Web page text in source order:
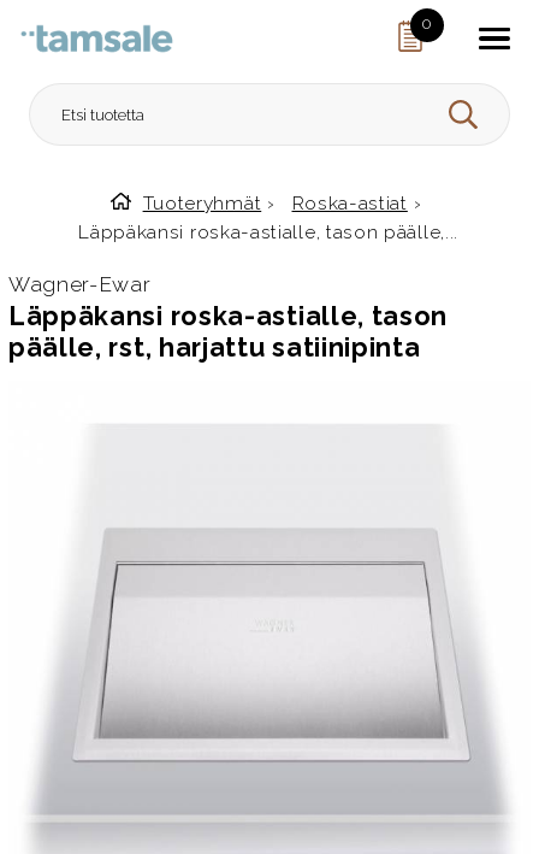
0
HAE
Etusivulle
Tuoteryhmät › Roska-astiat ›
Läppäkansi roska-astialle, tason päälle,...
Wagner-Ewar
Läppäkansi roska-astialle, tason
päälle, rst, harjattu satiinipinta